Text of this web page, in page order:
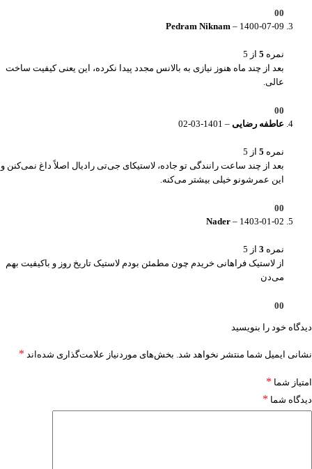
0
0
Pedram Niknam – 1400-07-09
نمره 5 از 5
بعد از چند ماه هنوز نیازی به بالانس مجدد پیدا نکرده، این یعنی کیفیت ساخت
عالی.
0
0
عاطفه رضایی –
1401-03-02
نمره 5 از 5
بعد از چند ساعت رانندگی تو جاده، لاستیکای جی‌تی رادیال اصلاً داغ نمی‌کنن و
این عمرشونو خیلی بیشتر می‌کنه.
0
0
Nader – 1403-01-02
نمره 3 از 5
از لاستیک فراهانی خریدم چون مطمئن بودم لاستیک تاریخ روز و باکیفیت بهم
می‌دن
0
0
دیدگاه خود را بنویسید
نشانی ایمیل شما منتشر نخواهد شد. بخش‌های موردنیاز علامت‌گذاری شده‌اند *
امتیاز شما *
دیدگاه شما *